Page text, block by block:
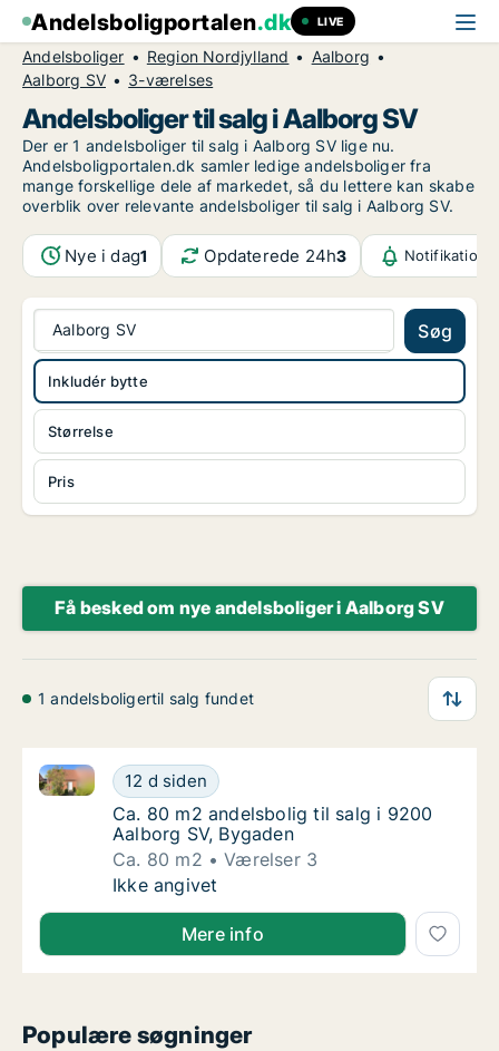
Andelsboligportalen.dk LIVE
Andelsboliger Region Nordjylland
Aalborg
Aalborg SV
3-værelses
Andelsboliger til salg i Aalborg SV
Der er 1 andelsboliger til salg i Aalborg SV lige nu.
Andelsboligportalen.dk samler ledige andelsboliger fra
mange forskellige dele af markedet, så du lettere kan skabe
overblik over relevante andelsboliger til salg i Aalborg SV.
Nye i dag1 Opdaterede 24h3
Aalborg SV Søg
Størrelse
Pris
Inkludér bytte
Få besked om nye andelsboliger i Aalborg SV
1 andelsboligertil salg fundet
Ca. 80 m2 andelsbolig til salg i 9200
12 d siden
Ca. 80 m2 andelsbolig til salg i 9200 Aalborg SV,
Ca. 80 m2 andelsbolig til salg i 9200
Ca. 80 m2 andelsbolig til salg i 9200
Aalborg SV, Bygaden
Ca. 80 m2
Værelser 3
Ca. 80 m2 andelsbolig til salg i 9200
Ikke angivet
Mere info
Populære søgninger